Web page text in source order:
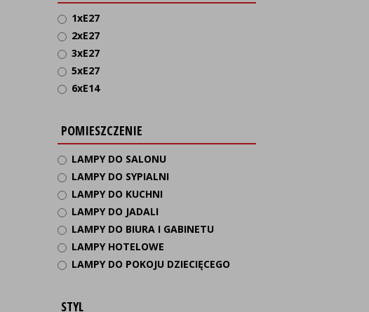
1xE27
2xE27
3xE27
5xE27
6xE14
POMIESZCZENIE
LAMPY DO SALONU
LAMPY DO SYPIALNI
LAMPY DO KUCHNI
LAMPY DO JADALI
LAMPY DO BIURA I GABINETU
LAMPY HOTELOWE
LAMPY DO POKOJU DZIECIĘCEGO
STYL